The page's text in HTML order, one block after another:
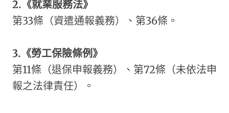
2. 《就業服務法》
第33條（資遣通報義務）、第36條。
3. 《勞工保險條例》
第11條（退保申報義務）、第72條（未依法申
報之法律責任）。